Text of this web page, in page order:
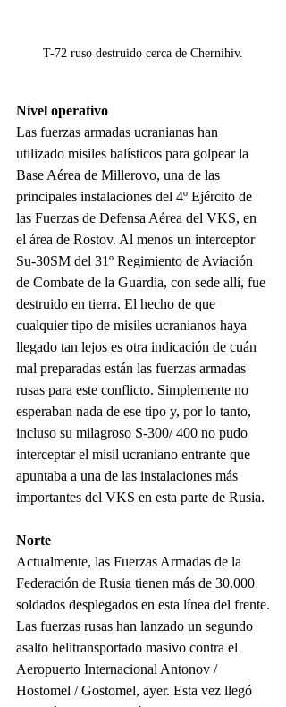
T-72 ruso destruido cerca de Chernihiv.
Nivel operativo
Las fuerzas armadas ucranianas han
utilizado misiles balísticos para golpear la
Base Aérea de Millerovo, una de las
principales instalaciones del 4º Ejército de
las Fuerzas de Defensa Aérea del VKS, en
el área de Rostov. Al menos un interceptor
Su-30SM del 31º Regimiento de Aviación
de Combate de la Guardia, con sede allí, fue
destruido en tierra. El hecho de que
cualquier tipo de misiles ucranianos haya
llegado tan lejos es otra indicación de cuán
mal preparadas están las fuerzas armadas
rusas para este conflicto. Simplemente no
esperaban nada de ese tipo y, por lo tanto,
incluso su milagroso S-300/ 400 no pudo
interceptar el misil ucraniano entrante que
apuntaba a una de las instalaciones más
importantes del VKS en esta parte de Rusia.
Norte
Actualmente, las Fuerzas Armadas de la
Federación de Rusia tienen más de 30.000
soldados desplegados en esta línea del frente.
Las fuerzas rusas han lanzado un segundo
asalto helitransportado masivo contra el
Aeropuerto Internacional Antonov /
Hostomel / Gostomel, ayer. Esta vez llegó